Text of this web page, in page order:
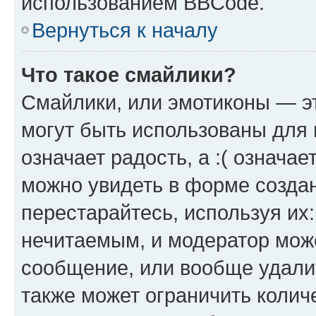
Вернуться к началу
Что такое смайлики?
Смайлики, или эмотиконы —
могут быть использованы
означает радость, а :(
можно увидеть в форме
перестарайтесь, используя
нечитаемым, и модератор
сообщение, или вообще
также может ограничить